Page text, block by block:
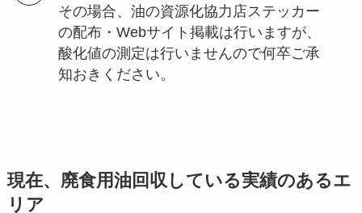
その場合、油の資源化協力店ステッカー
の配布・Webサイト掲載は行いますが、
酸化値の測定は行いませんので何卒ご承
知おきください。
現在、廃食用油回収している実績のあるエ
リア